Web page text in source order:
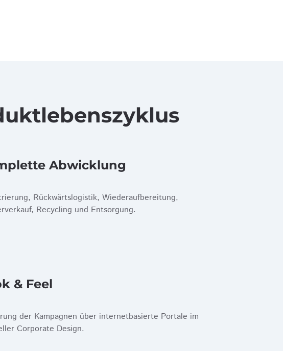
Abwicklung
Rückwärtslogistik, Wiederaufbereitung,
Recycling und Entsorgung.
& Feel
der Kampagnen über internetbasierte Portale im
Corporate Design.